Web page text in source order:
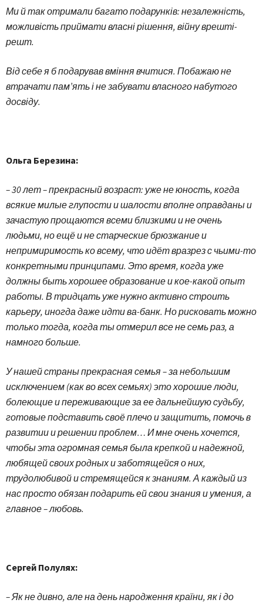
Ми й так отримали багато подарунків: незалежність,
можливість приймати власні рішення, війну врешті-
решт.
Від себе я б подарував вміння вчитися. Побажаю не
втрачати пам’ять і не забувати власного набутого
досвіду.
Ольга Березина:
– 30 лет – прекрасный возраст: уже не юность, когда
всякие милые глупости и шалости вполне оправданы и
зачастую прощаются всеми близкими и не очень
людьми, но ещё и не старческие брюзжание и
непримиримость ко всему, что идёт вразрез с чьими-то
конкретными принципами. Это время, когда уже
должны быть хорошее образование и кое-какой опыт
работы. В тридцать уже нужно активно строить
карьеру, иногда даже идти ва-банк. Но рисковать можно
только тогда, когда ты отмерил все не семь раз, а
намного больше.
У нашей страны прекрасная семья – за небольшим
исключением (как во всех семьях) это хорошие люди,
болеющие и переживающие за ее дальнейшую судьбу,
готовые подставить своё плечо и защитить, помочь в
развитии и решении проблем… И мне очень хочется,
чтобы эта огромная семья была крепкой и надежной,
любящей своих родных и заботящейся о них,
трудолюбивой и стремящейся к знаниям. А каждый из
нас просто обязан подарить ей свои знания и умения, а
главное – любовь.
Сергей Полулях:
– Як не дивно, але на день народження країни, як і до